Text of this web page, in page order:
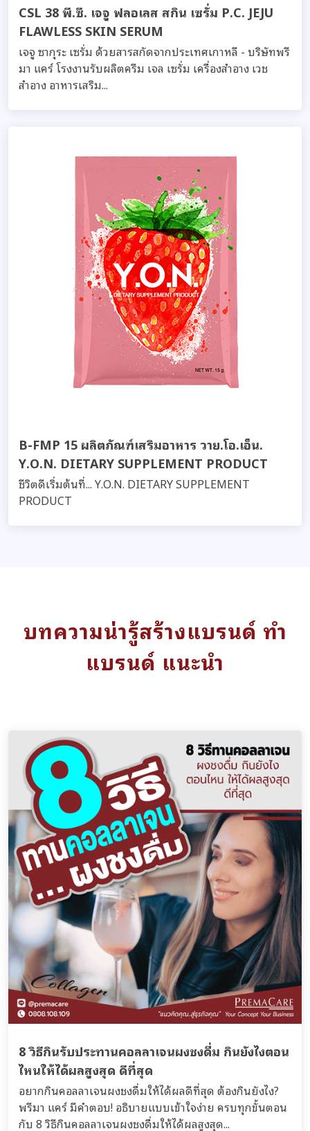
CSL 38 พี.ซี. เจจู ฟลอเลส สกิน เซรั่ม P.C. JEJU
FLAWLESS SKIN SERUM
เจจู ซากุระ เซรั่ม ด้วยสารสกัดจากประเทศเกาหลี - บริษัทพรี
มา แคร์ โรงงานรับผลิตครีม เจล เซรั่ม เครื่องสำอาง เวช
สำอาง อาหารเสริม...
B-FMP 15 ผลิตภัณฑ์เสริมอาหาร วาย.โอ.เอ็น.
Y.O.N. DIETARY SUPPLEMENT PRODUCT
ชีวิตดีเริ่มต้นที่... Y.O.N. DIETARY SUPPLEMENT
PRODUCT
บทความน่ารู้สร้างแบรนด์ ทำ
แบรนด์ แนะนำ
8 วิธีกินรับประทานคอลลาเจนผงชงดื่ม กินยังไงตอน
ไหนให้ได้ผลสูงสุด ดีที่สุด
อยากกินคอลลาเจนผงชงดื่มให้ได้ผลดีที่สุด ต้องกินยังไง?
พรีมา แคร์ มีคำตอบ! อธิบายแบบเข้าใจง่าย ครบทุกขั้นตอน
กับ 8 วิธีกินคอลลาเจนผงชงดื่มให้ได้ผลสูงสุด...